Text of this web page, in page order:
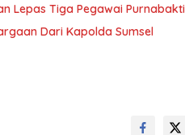
Lepas Tiga Pegawai Purnabakti
Dari Kapolda Sumsel